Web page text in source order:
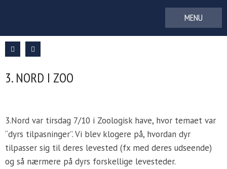
3. NORD I ZOO
3.Nord var tirsdag 7/10 i Zoologisk have, hvor temaet var
“dyrs tilpasninger”. Vi blev klogere på, hvordan dyr
tilpasser sig til deres levested (fx med deres udseende)
og så nærmere på dyrs forskellige levesteder.